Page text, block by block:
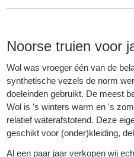
Noorse truien voor
Wol was vroeger één van de
synthetische vezels de norm
doeleinden gebruikt. De meest
Wol is 's winters warm en 's
relatief waterafstotend. Deze
geschikt voor (onder)kleiding,
Al een paar jaar verkopen wij